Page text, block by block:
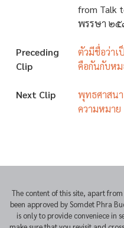
from Talk
พรรษา ๒๕
Preceding
Clip
ตัวมีชื่อว่า
คือกันกับห
Next Clip
พุทธศาสนา
ความหมาย
The content of this site, apart
been approved by Somdet Phra
is only to provide conveniece in